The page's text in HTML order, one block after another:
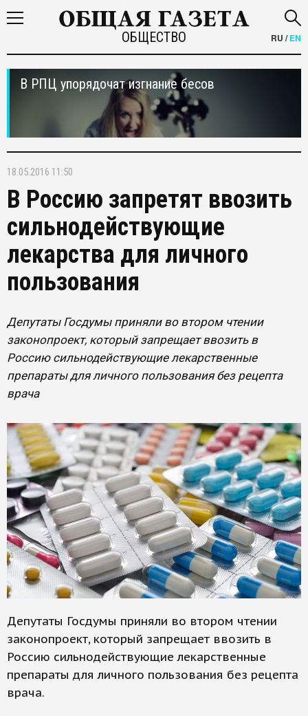
ОБЩЕСТВО RU /EN
В РПЦ упорядочат изгнание бесов
18.05.2016 11:50
В Россию запретят ввозить
сильнодействующие
лекарства для личного
пользования
Депутаты Госдумы приняли во втором чтении
законопроект, который запрещает ввозить в
Россию сильнодействующие лекарственные
препараты для личного пользования без рецепта
врача
Депутаты Госдумы приняли во втором чтении
законопроект, который запрещает ввозить в
Россию сильнодействующие лекарственные
препараты для личного пользования без рецепта
врача.